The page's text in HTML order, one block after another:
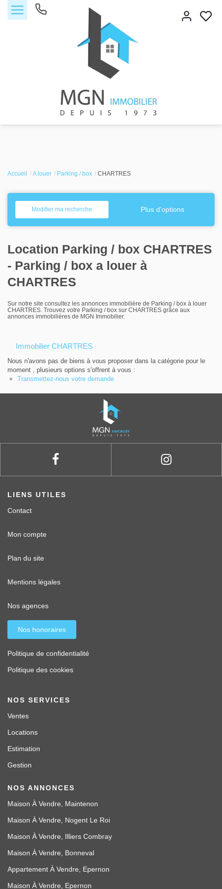
Acheter
Vendre
Louer
Nos agences
Contact
Accueil A louer Parking / box CHARTRES
Modifier ma recherche Plus d'options
Location Parking / box CHARTRES
- Parking / box a louer à
CHARTRES
Sur notre site consultez les annonces immobilière de Parking / box à louer
CHARTRES. Trouvez votre Parking / box sur CHARTRES grâce aux
annonces immobilières de MGN Immobilier.
Immobilier CHARTRES
Nous n'avons pas de biens à vous proposer dans la catégorie pour le
moment , plusieurs options s'offrent à vous :
Transmettez-nous votre demande
LIENS UTILES
Contact
Mon compte
Plan du site
Mentions légales
Nos agences
Nos honoraires
Politique de confidentialité
Politique des cookies
NOS SERVICES
Ventes
Locations
Estimation
Gestion
NOS ANNONCES
Maison À Vendre, Maintenon
Maison À Vendre, Nogent Le Roi
Maison À Vendre, Illiers Combray
Maison À Vendre, Bonneval
Appartement À Vendre, Epernon
Maison À Vendre, Epernon